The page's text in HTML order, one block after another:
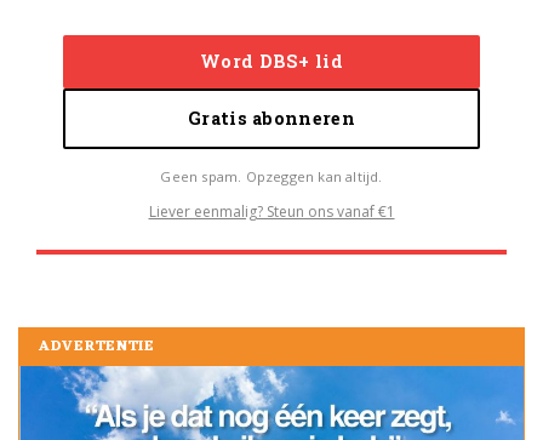
Word DBS+ lid
Gratis abonneren
Geen spam. Opzeggen kan altijd.
Liever eenmalig? Steun ons vanaf €1
ADVERTENTIE